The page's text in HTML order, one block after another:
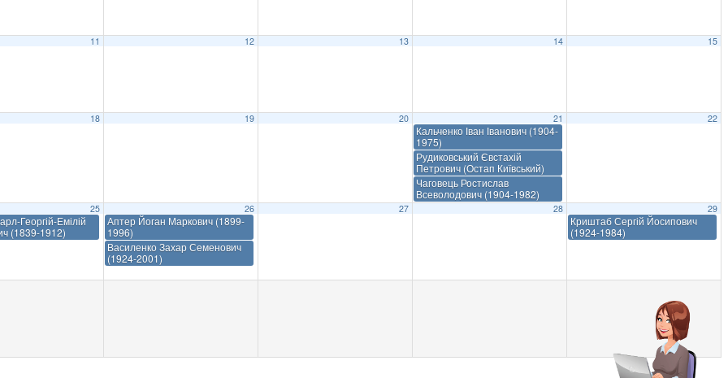
11 12 13 14 15
18 19 20 21
Кальченко Іван Іванович (1904-
1975)
Рудиковський Євстахій
Петрович (Остап Київський)
Чаговець Ростислав
Всеволодович (1904-1982)
22
25
Георгій-Емілій
(1839-1912)
26
Аптер Йоган Маркович (1899-
1996)
Василенко Захар Семенович
(1924-2001)
27 28 29
Криштаб Сергій Йосипович
(1924-1984)